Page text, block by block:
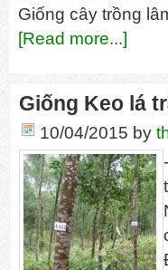
Giống cây trồng
[Read more...]
Giống Keo lá
10/04/2015 by